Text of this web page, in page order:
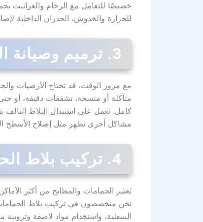
خصيصًا للتعامل مع الرخام والغرانيت
للحرارة والخدوش، الجدران الداخلية
3. ترميم وصيانة البلاط القديم وتجديده
مع مرور الوقت، قد تحتاج الأرضيات
متآكلة أو متسخة، تشققات دقيقة، أو
كامل. نعمل على استبدال البلاط التالف
مشاكل أخرى تظهر مثل إصلاح الأسطح
4. تركيب بلاط الحمامات والمطابخ المتخصص
تعتبر الحمامات والمطابخ من أكثر
نحن متخصصون في تركيب بلاط الحمامات
السفلية، واستخدام مواد لاصقة